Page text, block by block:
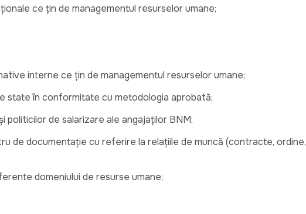
ce ţin de managementul resurselor umane;
interne ce țin de managementul resurselor umane;
în conformitate cu metodologia aprobată;
de salarizare ale angajaților BNM;
de documentație cu referire la relațiile de muncă (contracte, ordine,
domeniului de resurse umane;